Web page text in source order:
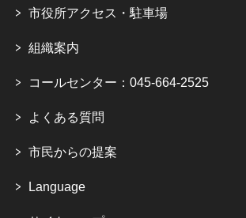
市役所アクセス・駐車場
組織案内
コールセンター：045-664-2525
よくある質問
市民からの提案
Language